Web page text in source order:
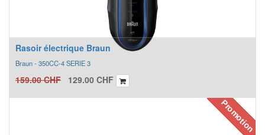
Rasoir électrique Braun
Braun - 350CC-4 SERIE 3
159.00CHF 129.00 CHF
Promotion